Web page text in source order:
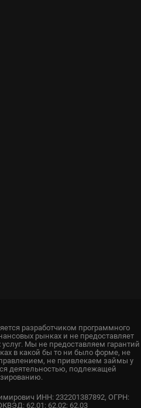
разработчиком программного
рынках и не предоставляет
Мы не предоставляем гарантий
в какой бы то ни было форме, не
не привлекаем займы у
деятельностью, подлежащей
ИНН: 232201387892, ОГРН:
62.01; 62.02; 62.03